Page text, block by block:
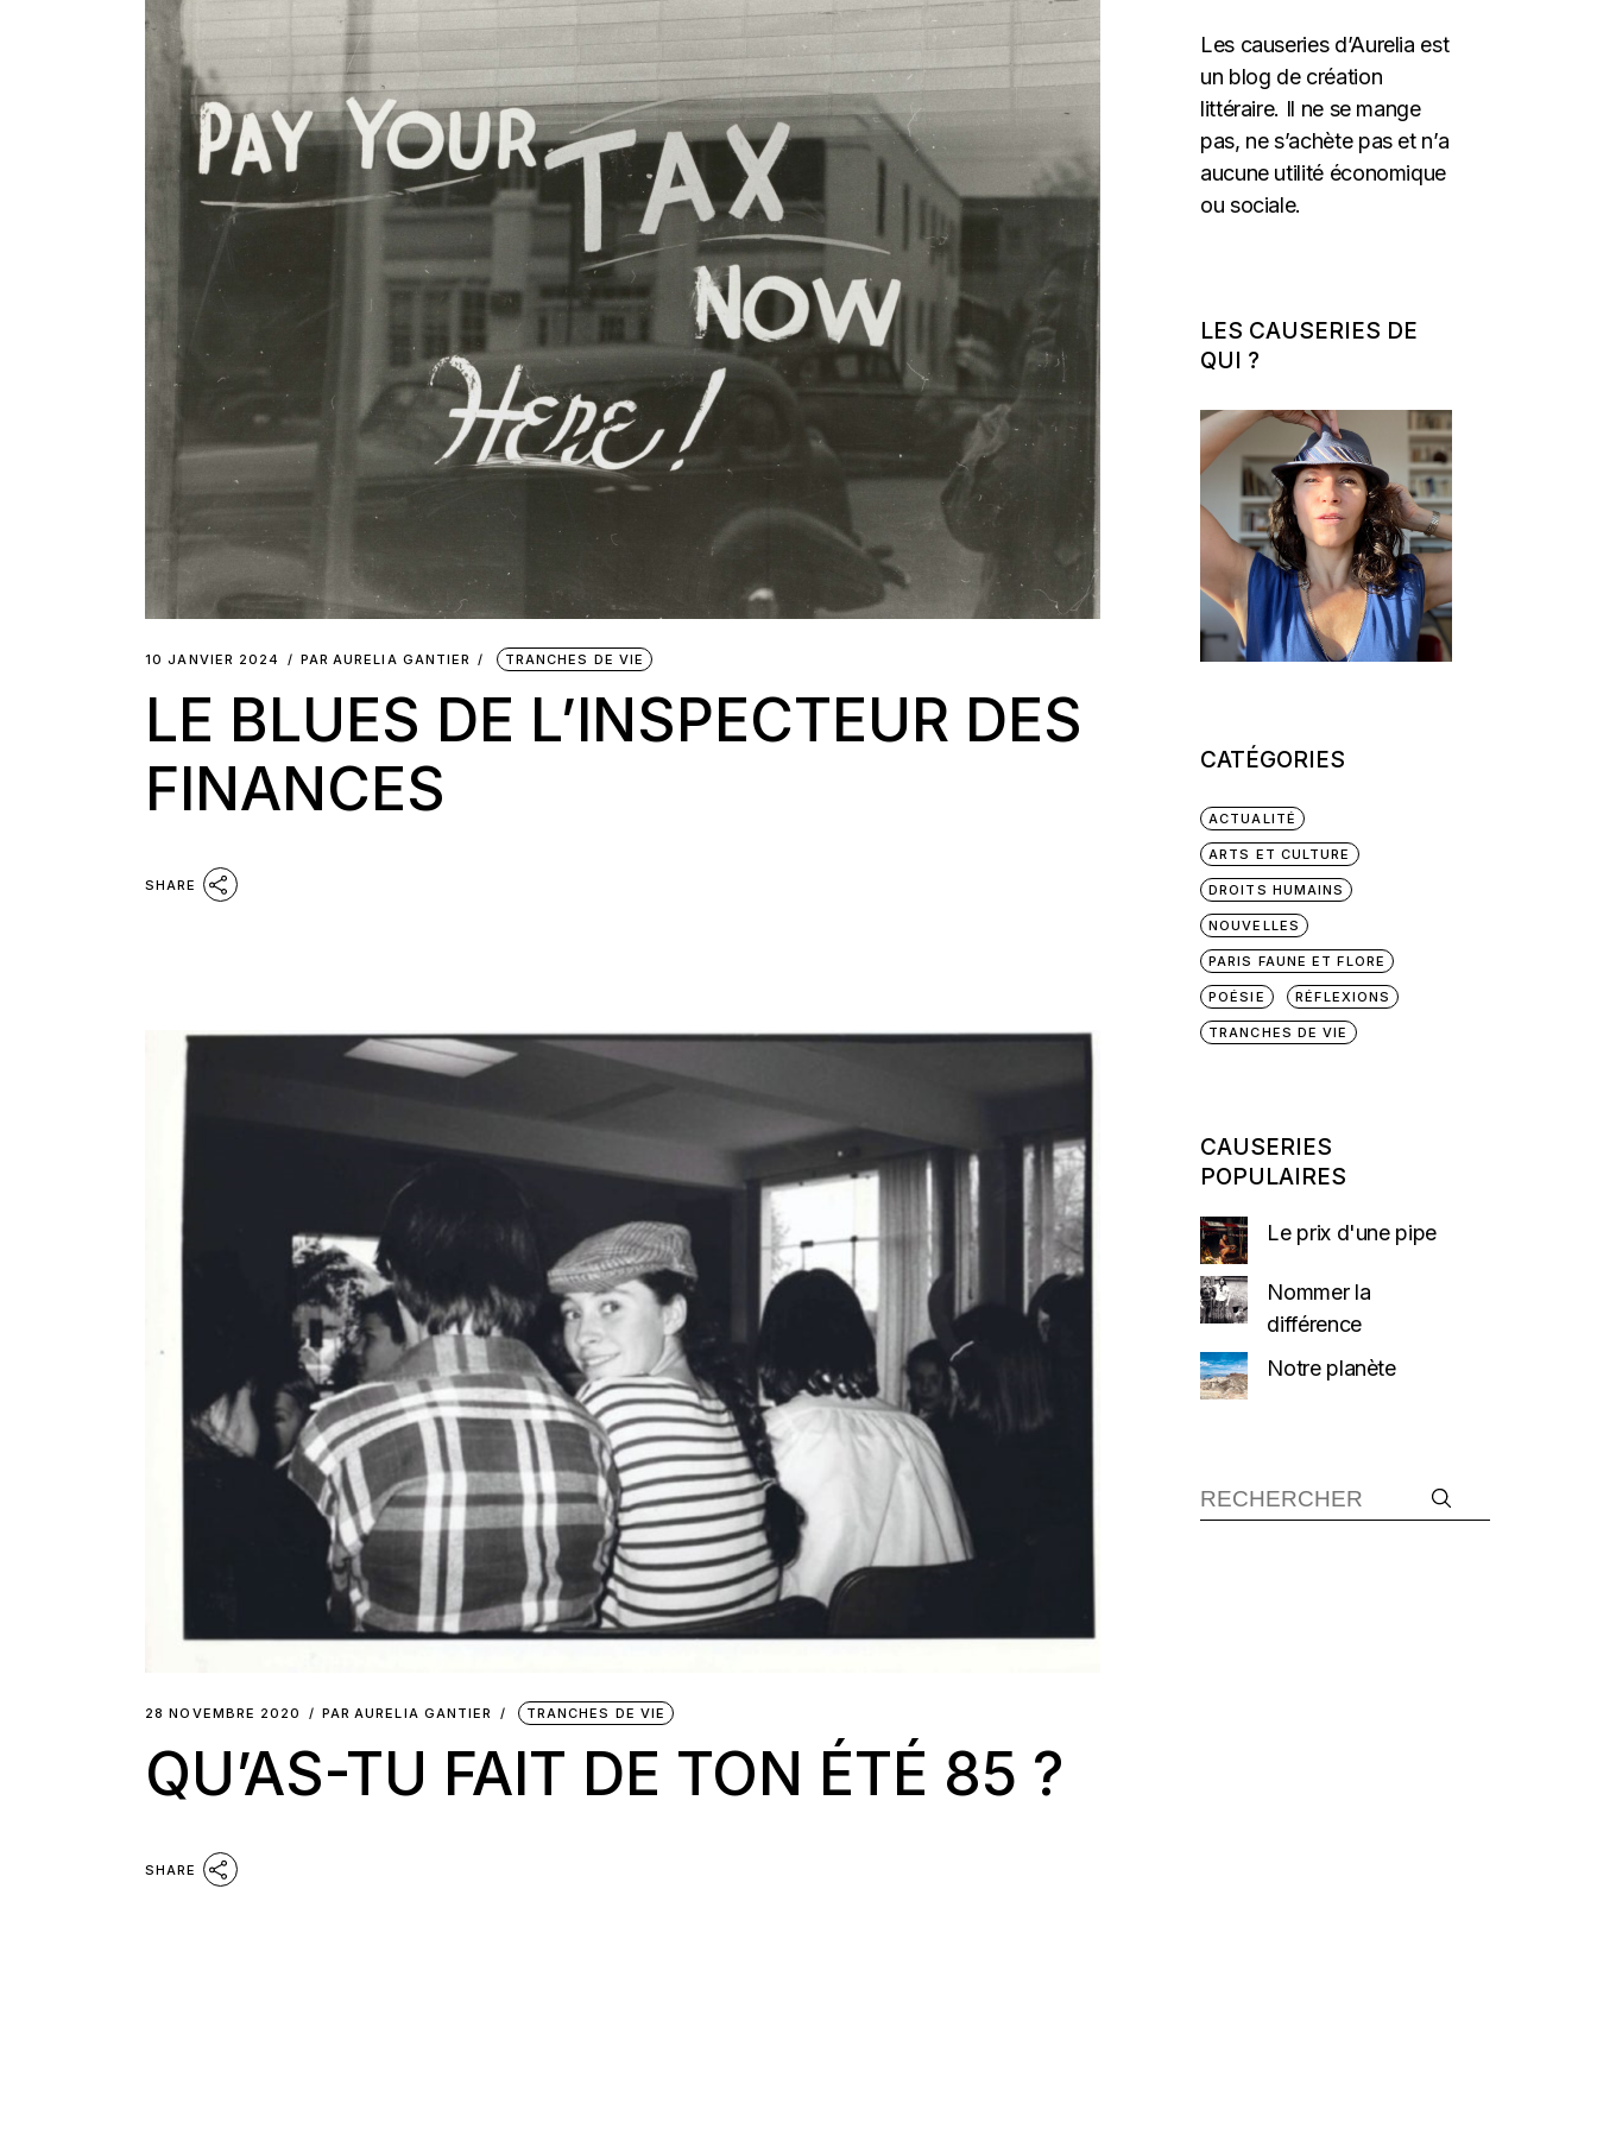
10 JANVIER 2024 PAR AURELIA GANTIER TRANCHES DE VIE
LE BLUES DE L’INSPECTEUR DES
FINANCES
SHARE
28 NOVEMBRE 2020 PAR AURELIA GANTIER TRANCHES DE VIE
QU’AS-TU FAIT DE TON ÉTÉ 85 ?
SHARE
Les causeries d’Aurelia est
un blog de création
littéraire. Il ne se mange
pas, ne s’achète pas et n’a
aucune utilité économique
ou sociale.
LES CAUSERIES DE
QUI ?
CATÉGORIES
ACTUALITÉ
ARTS ET CULTURE
DROITS HUMAINS
NOUVELLES
PARIS FAUNE ET FLORE
POÉSIE RÉFLEXIONS
TRANCHES DE VIE
CAUSERIES
POPULAIRES
Le prix d'une pipe
Nommer la
différence
Notre planète
Recherche :